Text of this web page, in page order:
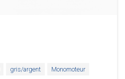
gris/argent
Monomoteur